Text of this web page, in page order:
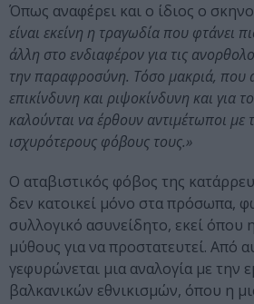
Όπως αναφέρει και ο ίδιος ο
είναι εκείνη η τραγωδία που φτάνει
άλλη στο ενδιαφέρον για τις
την παραφροσύνη. Τόσο μακριά, που
επικίνδυνη και ριψοκίνδυνη και για
καλούνται να έρθουν αντιμέτωποι με
ισχυρότερους φόβους τους.»
Ο αταβιστικός φόβος της
δεν κατοικεί μόνο στα πρόσωπα,
συλλογικό ασυνείδητο, εκεί όπου
μύθους για να προστατευτεί. Από
γεφυρώνεται μια αναλογία με την
βαλκανικών εθνικισμών, όπου η